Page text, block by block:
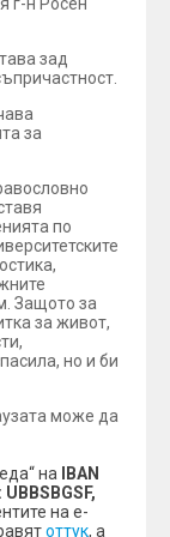
зад
за
по
Защото за
за живот,
но и би
може да
на
IBAN
на е-
оттук, а